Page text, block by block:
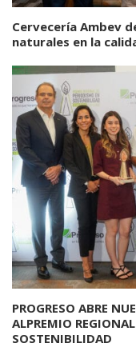
Cervecería Ambev
naturales en la
PROGRESO ABRE
ALPREMIO
SOSTENIBILIDAD